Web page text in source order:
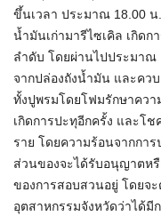
ขึ้นเวลา ประมาณ 18.00 น
น้ำมันเก่ามารีไซเคิล เกิด
ลำดับ โดยผ่านไปประมาณ
จากปล่องถังน้ำมัน และคว
ทั้งปูพรมโดยโฟมรักษาคว
เกิดการปะทุอีกครั้ง และโ
ราย โดยความร้อนจากการ
ส่วนของจะได้รับอนุญาตห
ของการสอบสวนอยู่ โดยจ
อุตสาหกรรมจังหวัดว่าได้